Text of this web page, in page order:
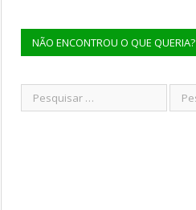
NÃO ENCONTROU O QUE QUERIA?